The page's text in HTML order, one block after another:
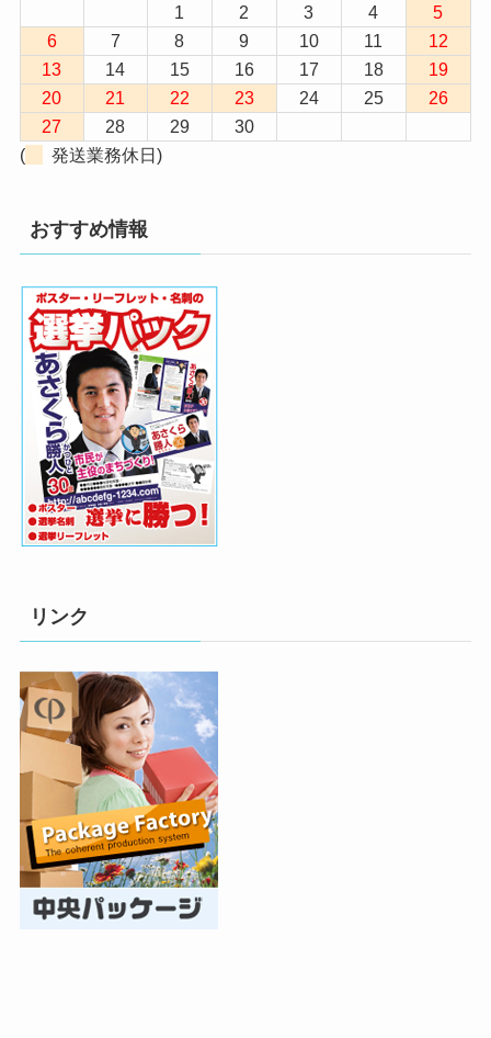
1
2 3 4
5
6
7 8 9 10 11
12
13
14 15 16 17 18
19
20
21 22 23 24 25
26
27
28 29
30
(
発送業務休日)
おすすめ情報
リンク